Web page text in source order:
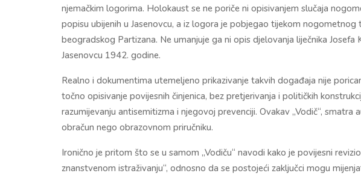
njemačkim logorima. Holokaust se ne poriče ni opisivanjem slučaja
popisu ubijenih u Jasenovcu, a iz logora je pobjegao tijekom
beogradskog Partizana. Ne umanjuje ga ni opis djelovanja liječnika Josefa
Jasenovcu 1942. godine.
Realno i dokumentima utemeljeno prikazivanje takvih događaja nije
točno opisivanje povijesnih činjenica, bez pretjerivanja i političkih
razumijevanju antisemitizma i njegovoj prevenciji. Ovakav „Vodič“, smatra
obračun nego obrazovnom priručniku.
Ironično je pritom što se u samom „Vodiču“ navodi kako je povijesni
znanstvenom istraživanju“, odnosno da se postojeći zaključci mogu